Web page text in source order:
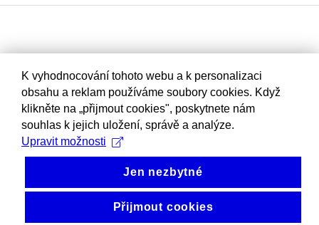
K vyhodnocování tohoto webu a k personalizaci
obsahu a reklam používáme soubory cookies. Když
klikněte na „přijmout cookies", poskytnete nám
souhlas k jejich uložení, správě a analýze.
Upravit možnosti
Jen nezbytné
Přijmout cookies